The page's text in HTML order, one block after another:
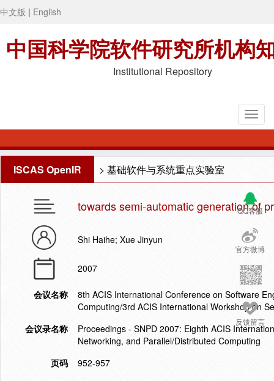
中文版 | English
中国科学院软件研究所机构
Institutional Repository
ISCAS OpenIR > 基础软件与系统重点实验室
QQ客服
官方微博
反馈留言
towards semi-automatic generation of
Shi Haihe; Xue Jinyun
2007
会议名称
8th ACIS International Conference on Software
Computing/3rd ACIS International Workshop on
会议录名称
Proceedings - SNPD 2007: Eighth ACIS
Networking, and Parallel/Distributed Computing
页码
952-957